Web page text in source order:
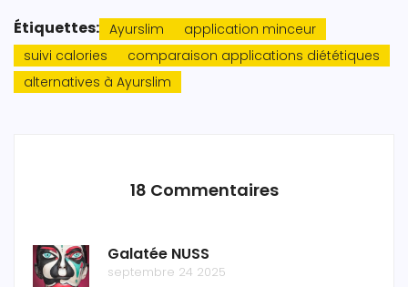
Étiquettes: Ayurslim
application minceur
suivi calories
comparaison applications diététiques
alternatives à Ayurslim
18 Commentaires
Galatée NUSS
septembre 24 2025